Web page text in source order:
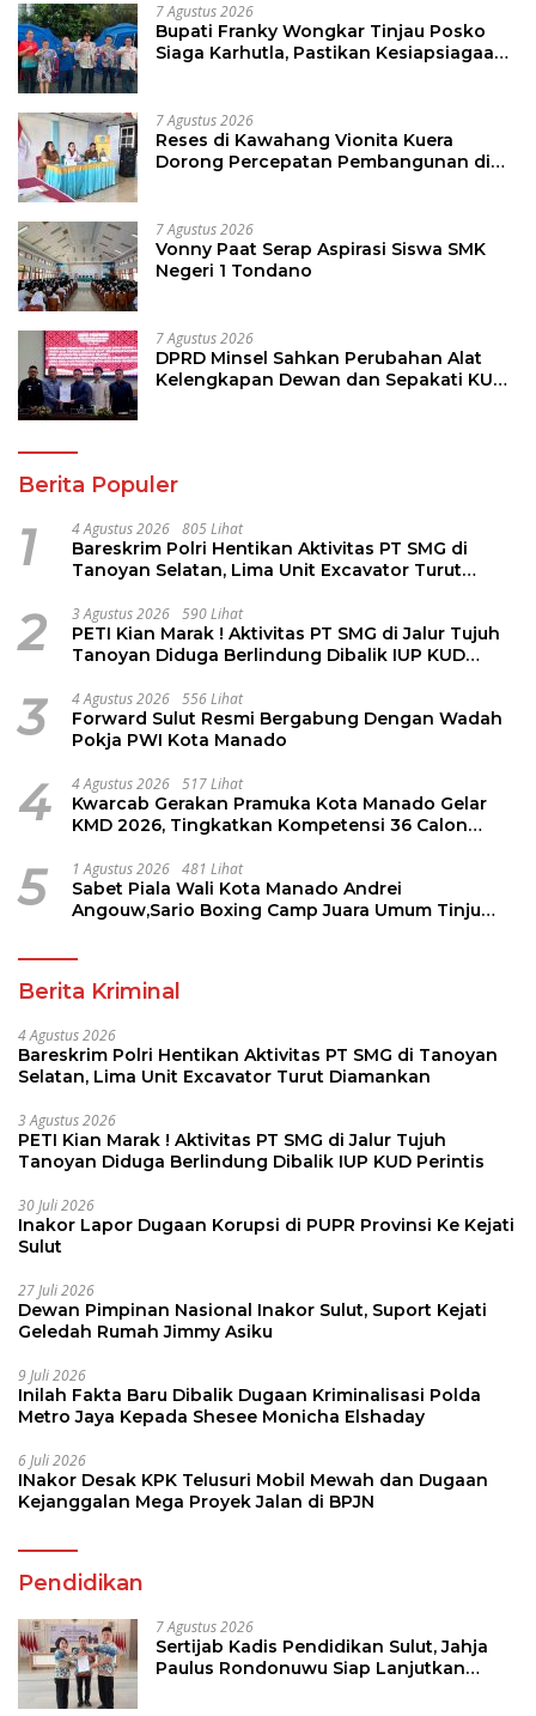
7 Agustus 2026
Bupati Franky Wongkar Tinjau Posko
Siaga Karhutla, Pastikan Kesiapsiagaan
7 Agustus 2026
Reses di Kawahang Vionita Kuera
Dorong Percepatan Pembangunan di
7 Agustus 2026
Vonny Paat Serap Aspirasi Siswa SMK
Negeri 1 Tondano
7 Agustus 2026
DPRD Minsel Sahkan Perubahan Alat
Kelengkapan Dewan dan Sepakati KUA-
Berita Populer
1 4 Agustus 2026 805 Lihat
Bareskrim Polri Hentikan Aktivitas PT SMG di
Tanoyan Selatan, Lima Unit Excavator Turut
2 3 Agustus 2026 590 Lihat
PETI Kian Marak ! Aktivitas PT SMG di Jalur Tujuh
Tanoyan Diduga Berlindung Dibalik IUP KUD
3 4 Agustus 2026 556 Lihat
Forward Sulut Resmi Bergabung Dengan Wadah
Pokja PWI Kota Manado
4 4 Agustus 2026 517 Lihat
Kwarcab Gerakan Pramuka Kota Manado Gelar
KMD 2026, Tingkatkan Kompetensi 36 Calon
5 1 Agustus 2026 481 Lihat
Sabet Piala Wali Kota Manado Andrei
Angouw,Sario Boxing Camp Juara Umum Tinju
Berita Kriminal
4 Agustus 2026
Bareskrim Polri Hentikan Aktivitas PT SMG di Tanoyan
Selatan, Lima Unit Excavator Turut Diamankan
3 Agustus 2026
PETI Kian Marak ! Aktivitas PT SMG di Jalur Tujuh
Tanoyan Diduga Berlindung Dibalik IUP KUD Perintis
30 Juli 2026
Inakor Lapor Dugaan Korupsi di PUPR Provinsi Ke Kejati
Sulut
27 Juli 2026
Dewan Pimpinan Nasional Inakor Sulut, Suport Kejati
Geledah Rumah Jimmy Asiku
9 Juli 2026
Inilah Fakta Baru Dibalik Dugaan Kriminalisasi Polda
Metro Jaya Kepada Shesee Monicha Elshaday
6 Juli 2026
INakor Desak KPK Telusuri Mobil Mewah dan Dugaan
Kejanggalan Mega Proyek Jalan di BPJN
Pendidikan
7 Agustus 2026
Sertijab Kadis Pendidikan Sulut, Jahja
Paulus Rondonuwu Siap Lanjutkan